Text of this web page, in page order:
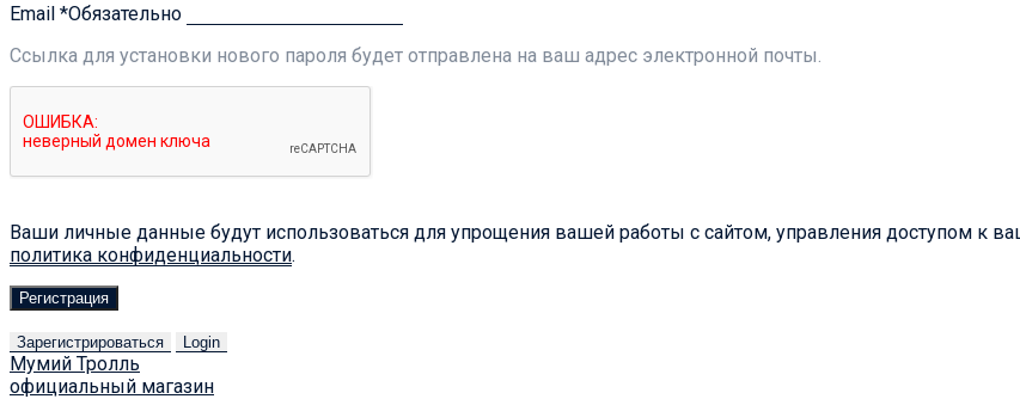
Email *Обязательно
Ссылка для установки нового пароля будет отправлена ​​на ваш адрес электронной почты.
Ваши личные данные будут использоваться для упрощения вашей работы с сайтом, управления доступом к
политика конфиденциальности.
Регистрация
Зарегистрироваться Login
Мумий Тролль
официальный магазин